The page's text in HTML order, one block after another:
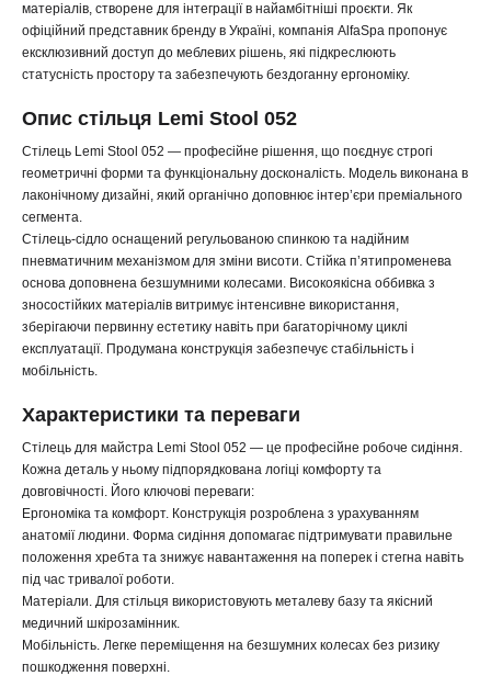
матеріалів, створене для інтеграції в найамбітніші проєкти. Як
офіційний представник бренду в Україні, компанія AlfaSpa пропонує
ексклюзивний доступ до меблевих рішень, які підкреслюють
статусність простору та забезпечують бездоганну ергономіку.
Опис стільця Lemi Stool 052
Стілець Lemi Stool 052 — професійне рішення, що поєднує строгі
геометричні форми та функціональну досконалість. Модель виконана в
лаконічному дизайні, який органічно доповнює інтер’єри преміального
сегмента.
Стілець-сідло оснащений регульованою спинкою та надійним
пневматичним механізмом для зміни висоти. Стійка п’ятипроменева
основа доповнена безшумними колесами. Високоякісна оббивка з
зносостійких матеріалів витримує інтенсивне використання,
зберігаючи первинну естетику навіть при багаторічному циклі
експлуатації. Продумана конструкція забезпечує стабільність і
мобільність.
Характеристики та переваги
Стілець для майстра Lemi Stool 052 — це професійне робоче сидіння.
Кожна деталь у ньому підпорядкована логіці комфорту та
довговічності. Його ключові переваги:
Ергономіка та комфорт. Конструкція розроблена з урахуванням
анатомії людини. Форма сидіння допомагає підтримувати правильне
положення хребта та знижує навантаження на поперек і стегна навіть
під час тривалої роботи.
Матеріали. Для стільця використовують металеву базу та якісний
медичний шкірозамінник.
Мобільність. Легке переміщення на безшумних колесах без ризику
пошкодження поверхні.